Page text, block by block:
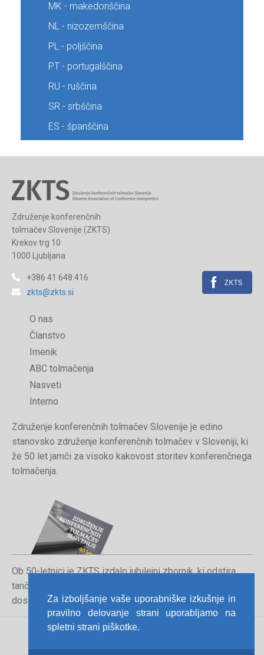
Za izboljšanje vaše uporabniške izkušnje in
pravilno delovanje strani uporabljamo na
spletni strani piškotke.
MK - makedonščina
NL - nizozemščina
PL - poljščina
PT - portugalščina
RU - ruščina
SR - srbščina
ES - španščina
Združenje konferenčnih
tolmačev Slovenije (ZKTS)
Krekov trg 10
1000 Ljubljana
+386 41 648 416
zkts@zkts.si
O nas
Članstvo
Imenik
ABC tolmačenja
Nasveti
Interno
Združenje konferenčnih tolmačev Slovenije je edino
stanovsko združenje konferenčnih tolmačev v Sloveniji, ki
že 50 let jamči za visoko kakovost storitev konferenčnega
tolmačenja.
Ob 50-letnici je ZKTS izdalo jubilejni zbornik, ki odstira
tančice poklica konferenčnega tolmača in orisuje
dosedanjo pot združenja.
Pravno obvestilo